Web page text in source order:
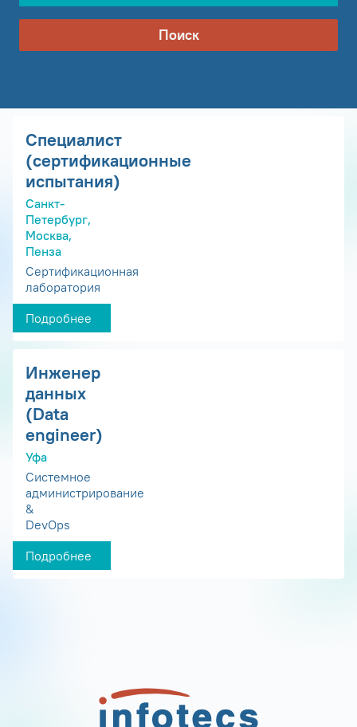
Поиск
Специалист
(сертификационные
испытания)
Санкт-
Петербург,
Москва,
Пенза
Сертификационная
лаборатория
Подробнее
Инженер
данных
(Data
engineer)
Уфа
Системное
администрирование
&
DevOps
Подробнее